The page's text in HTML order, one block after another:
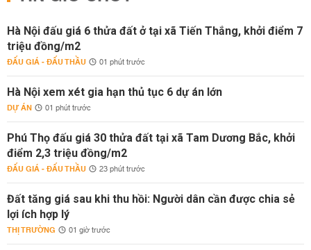
Hà Nội đấu giá 6 thửa đất ở tại xã Tiến Thắng, khởi điểm 7
triệu đồng/m2
ĐẤU GIÁ - ĐẤU THẦU 01 phút trước
Hà Nội xem xét gia hạn thủ tục 6 dự án lớn
DỰ ÁN 01 phút trước
Phú Thọ đấu giá 30 thửa đất tại xã Tam Dương Bắc, khởi
điểm 2,3 triệu đồng/m2
ĐẤU GIÁ - ĐẤU THẦU 23 phút trước
Đất tăng giá sau khi thu hồi: Người dân cần được chia sẻ
lợi ích hợp lý
THỊ TRƯỜNG 01 giờ trước